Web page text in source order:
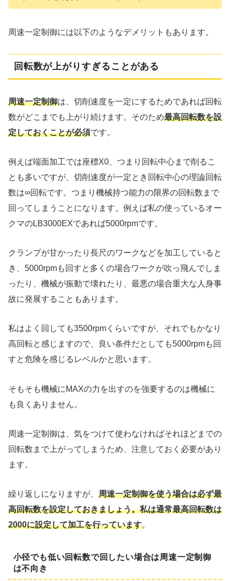
周速一定制御には以下のようなデメリットもあります。
回転数が上がりすぎることがある
周速一定制御は、切削速度を一定にするためであれば回転
数がどこまでも上がり続けます。そのため最高回転数を設
定しておくことが必須です。
例えば端面加工では座標X0、つまり回転中心まで削るこ
とも多いですが、切削速度が一定とき回転中心の理論回転
数は∞回転です。つまり機械持つ能力の限界の回転数まで
回ってしまうことになります。例えば私の使っているオー
クマのLB3000EXであれば5000rpmです。
クランプが甘かったり長尺のワークなどを加工していると
き、5000rpmも回すと多くの場合ワークが吹っ飛んでしま
ったり、機械が振動で壊れたり、最悪の場合重大な人身事
故に発展することもあります。
私はよく回しても3500rpmくらいですが、それでもかなり
高回転と感じますので、良い条件だとしても5000rpmも回
すと危険を感じるレベルかと思います。
そもそも機械にMAXの力を出すのを強要するのは機械に
も良くありません。
周速一定制御は、気をつけて使わなければそれほどまでの
回転数まで上がってしまうため、注意しておく必要があり
ます。
繰り返しになりますが、 周速一定制御を使う場合は必ず最
高回転数を設定しておきましょう。私は通常最高回転数は
2000に設定して加工を行っています。
小径でも低い回転数で回したい場合は周速一定制御
は不向き